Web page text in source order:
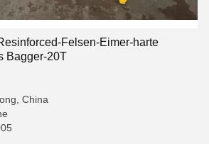
Felsen-Eimer-harte
Bagger-20T
China